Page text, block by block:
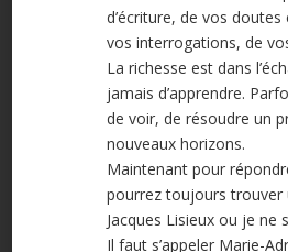
d’écriture, de vos
vos interrogations, de
La richesse est dans
jamais d’apprendre.
de voir, de résoudre un
nouveaux horizons.
Maintenant pour
pourrez toujours trouver
Jacques Lisieux ou je ne
Il faut s’appeler Marie-